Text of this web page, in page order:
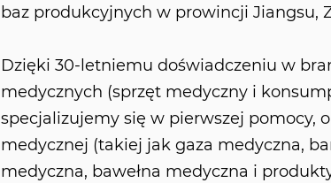
baz produkcyjnych w prowincji Jiangsu,
Dzięki 30-letniemu doświadczeniu w
medycznych (sprzęt medyczny i
specjalizujemy się w pierwszej pomocy,
medycznej (takiej jak gaza medyczna,
medyczna, bawełna medyczna i